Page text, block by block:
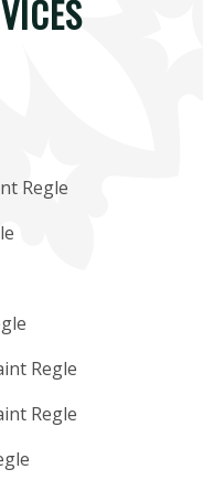
Regle
Regle
Regle